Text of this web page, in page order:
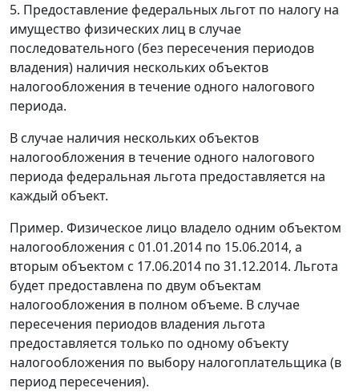
5. Предоставление федеральных льгот по налогу на
имущество физических лиц в случае
последовательного (без пересечения периодов
владения) наличия нескольких объектов
налогообложения в течение одного налогового
периода.
В случае наличия нескольких объектов
налогообложения в течение одного налогового
периода федеральная льгота предоставляется на
каждый объект.
Пример. Физическое лицо владело одним объектом
налогообложения с 01.01.2014 по 15.06.2014, а
вторым объектом с 17.06.2014 по 31.12.2014. Льгота
будет предоставлена по двум объектам
налогообложения в полном объеме. В случае
пересечения периодов владения льгота
предоставляется только по одному объекту
налогообложения по выбору налогоплательщика (в
период пересечения).